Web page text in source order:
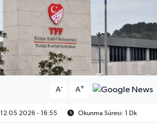
A- A+
12.05.2026 - 16:55 Okunma Süresi: 1 Dk